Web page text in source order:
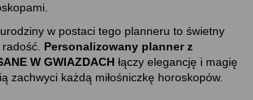
w postaci tego planneru to świetny
Personalizowany planner z
W GWIAZDACH łączy elegancję i magię
zachwyci każdą miłośniczkę horoskopów.